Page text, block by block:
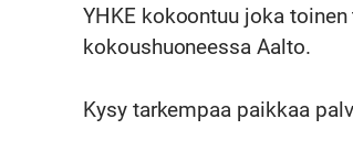
YHKE kokoontuu joka
kokoushuoneessa Aalto.
Kysy tarkempaa paikkaa